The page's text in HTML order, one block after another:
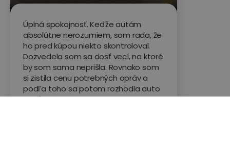
Úplná spokojnosť. Keďže autám
absolútne nerozumiem, som rada, že
ho pred kúpou niekto skontroloval.
Dozvedela som sa dosť vecí, na ktoré
by som sama neprišla. Rovnako som
si zistila cenu potrebných opráv a
podľa toho sa potom rozhodla auto
kúpiť. Veľmi ďakujem